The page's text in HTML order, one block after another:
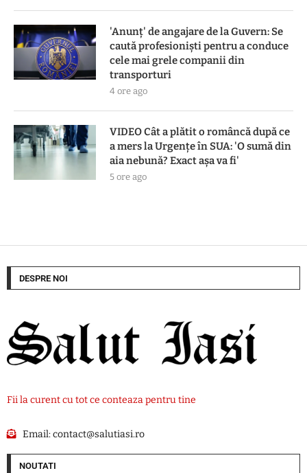
'Anunț' de angajare de la Guvern: Se
caută profesioniști pentru a conduce
cele mai grele companii din
transporturi
4 ore ago
VIDEO Cât a plătit o româncă după ce
a mers la Urgențe în SUA: 'O sumă din
aia nebună? Exact așa va fi'
5 ore ago
DESPRE NOI
Fii la curent cu tot ce conteaza pentru tine
Email:contact@salutiasi.ro
NOUTATI